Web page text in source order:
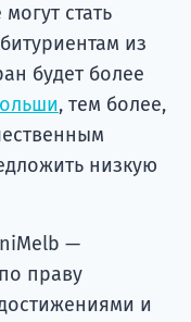
стать
из
будет более
, тем более,
низкую
—
праву
и